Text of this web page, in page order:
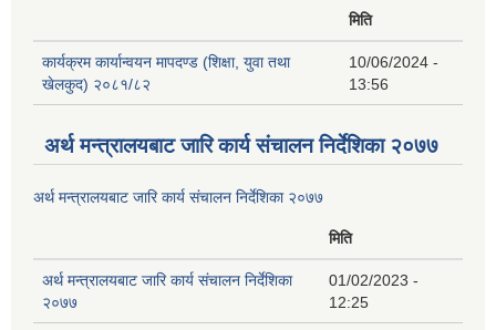
मिति
कार्यक्रम कार्यान्वयन मापदण्ड (शिक्षा, युवा तथा
खेलकुद) २०८१/८२
10/06/2024 -
13:56
अर्थ मन्त्रालयबाट जारि कार्य संचालन निर्देशिका २०७७
अर्थ मन्त्रालयबाट जारि कार्य संचालन निर्देशिका २०७७
मिति
अर्थ मन्त्रालयबाट जारि कार्य संचालन निर्देशिका
२०७७
01/02/2023 -
12:25